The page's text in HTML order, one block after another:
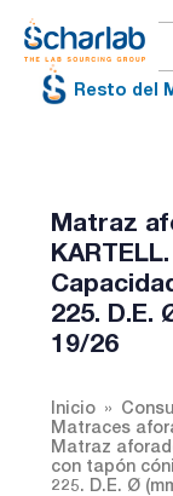
Resto del
Matraz
225. D.E.
19/26
Inicio
Matraces
Matraz
con tapón
225. D.E. Ø